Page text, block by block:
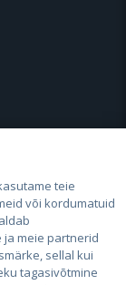
teie
või kordumatuid
ja meie partnerid
sellal kui
tagasivõtmine